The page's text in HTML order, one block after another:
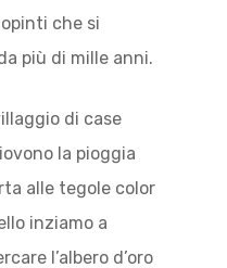
che si
più di mille anni.
di case
la pioggia
alle tegole color
inziamo a
l’albero d’oro